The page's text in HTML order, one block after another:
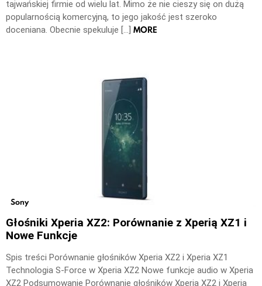
tajwańskiej firmie od wielu lat. Mimo że nie cieszy się on dużą
popularnością komercyjną, to jego jakość jest szeroko
doceniana. Obecnie spekuluje […] MORE
Sony
Głośniki Xperia XZ2: Porównanie z Xperią XZ1 i
Nowe Funkcje
Spis treści Porównanie głośników Xperia XZ2 i Xperia XZ1
Technologia S-Force w Xperia XZ2 Nowe funkcje audio w Xperia
XZ2 Podsumowanie Porównanie głośników Xperia XZ2 i Xperia